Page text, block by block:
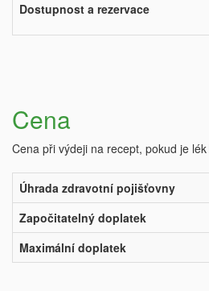
Dostupnost a rezervace
Cena
Cena při výdeji na recept, pokud je
Úhrada zdravotní pojišťovny
Započitatelný doplatek
Maximální doplatek